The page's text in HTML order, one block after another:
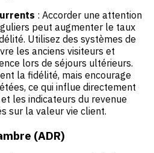
: Accorder une attention
peut augmenter le taux
Utilisez des systèmes de
les anciens visiteurs et
lors de séjours ultérieurs.
la fidélité, mais encourage
ce qui influe directement
les indicateurs du revenue
sur la valeur vie client.
(ADR)